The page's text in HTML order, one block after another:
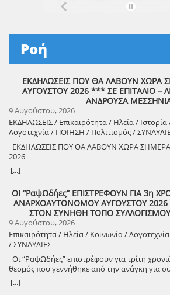
Ροή
ΕΚΔΗΛΩΣΕΙΣ ΠΟΥ ΘΑ ΛΑΒΟΥΝ ΧΩΡΑ
ΑΥΓΟΥΣΤΟΥ 2026 *** ΣΕ ΕΠΙΤΑΛΙΟ –
ΑΝΔΡΟΥΣΑ
9 Αυγούστου, 2026
ΕΚΔΗΛΩΣΕΙΣ / Επικαιρότητα / Ηλεία /
Λογοτεχνία / ΠΟΙΗΣΗ / Πολιτισμός /
ΕΚΔΗΛΩΣΕΙΣ ΠΟΥ ΘΑ ΛΑΒΟΥΝ ΧΩΡΑ
2026
[...]
ΟΙ “ΡαψΩδήες” ΕΠΙΣΤΡΕΦΟΥΝ ΓΙΑ 3η
ΑΝΑΡΧΟΑΥΤΟΝΟΜΟΥ ΑΥΓΟΥΣΤΟΥ 2026
ΣΤΟΝ ΣΥΝΗΘΗ ΤΟΠΟ ΣΥΛΛΟΓΙΣΜΟΥ
9 Αυγούστου, 2026
Επικαιρότητα / Ηλεία / Κοινωνία /
/ ΣΥΝΑΥΛΙΕΣ
Οι “ΡαψΩδήες” επιστρέφουν για τρίτη
θεσμός που γεννήθηκε από την ανάγκη για
ανθρώπου, με τον λόγο και την μουσική.
συμμετοχική καλλιτεχνική έκφραση,
[...]